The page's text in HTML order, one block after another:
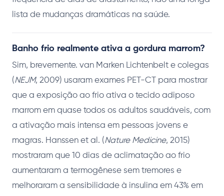
lista de mudanças dramáticas na saúde.
Banho frio realmente ativa a gordura marrom?
Sim, brevemente. van Marken Lichtenbelt e colegas
(NEJM, 2009) usaram exames PET-CT para mostrar
que a exposição ao frio ativa o tecido adiposo
marrom em quase todos os adultos saudáveis, com
a ativação mais intensa em pessoas jovens e
magras. Hanssen et al. (Nature Medicine, 2015)
mostraram que 10 dias de aclimatação ao frio
aumentaram a termogênese sem tremores e
melhoraram a sensibilidade à insulina em 43% em